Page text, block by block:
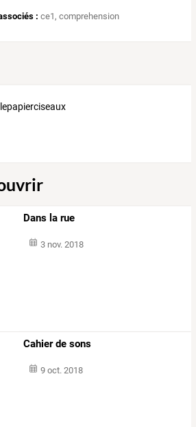
: ce1,comprehension
Dans la rue
3 nov. 2018
Cahier de sons
9 oct. 2018